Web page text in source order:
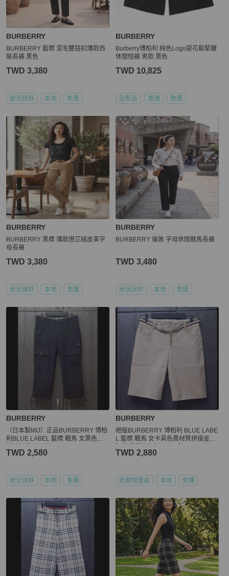
BURBERRY
BURBERRY 藍標 混毛雙鈕扣薄款西
裝長褲 黑色
TWD 3,380
狀況良好 本地 免運
BURBERRY
Burberry博柏利 純色Logo提花鬆緊腰
休閒短褲 男款 黑色
TWD 10,825
全新品 香港 免運
BURBERRY
BURBERRY 黑標 薄款燈芯絨皮革字
母長褲
TWD 3,380
狀況良好 本地 免運
BURBERRY
BURBERRY 倫敦 字母休閒戰馬長褲
TWD 3,480
狀況良好 本地 免運
BURBERRY
（日本製MIJ）正品BURBERRY 博柏
利BLUE LABEL 藍標 戰馬 女黑色混
TWD 2,580
狀況良好 本地 免運
BURBERRY
絕版BURBERRY 博柏利 BLUE LABE
L 藍標 戰馬 女卡其色異材質拼接金屬
TWD 2,880
近新閒置品 本地 免運